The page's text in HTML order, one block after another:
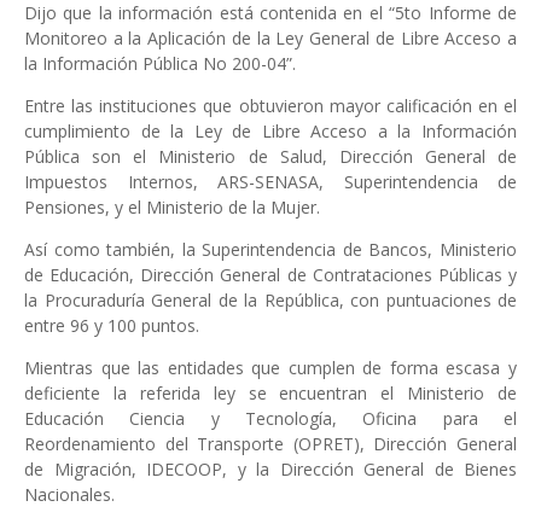
Dijo que la información está contenida en el “5to Informe de
Monitoreo a la Aplicación de la Ley General de Libre Acceso a
la Información Pública No 200-04”.
Entre las instituciones que obtuvieron mayor calificación en el
cumplimiento de la Ley de Libre Acceso a la Información
Pública son el Ministerio de Salud, Dirección General de
Impuestos Internos, ARS-SENASA, Superintendencia de
Pensiones, y el Ministerio de la Mujer.
Así como también, la Superintendencia de Bancos, Ministerio
de Educación, Dirección General de Contrataciones Públicas y
la Procuraduría General de la República, con puntuaciones de
entre 96 y 100 puntos.
Mientras que las entidades que cumplen de forma escasa y
deficiente la referida ley se encuentran el Ministerio de
Educación Ciencia y Tecnología, Oficina para el
Reordenamiento del Transporte (OPRET), Dirección General
de Migración, IDECOOP, y la Dirección General de Bienes
Nacionales.